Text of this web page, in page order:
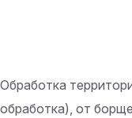
Обработка
обработка), от